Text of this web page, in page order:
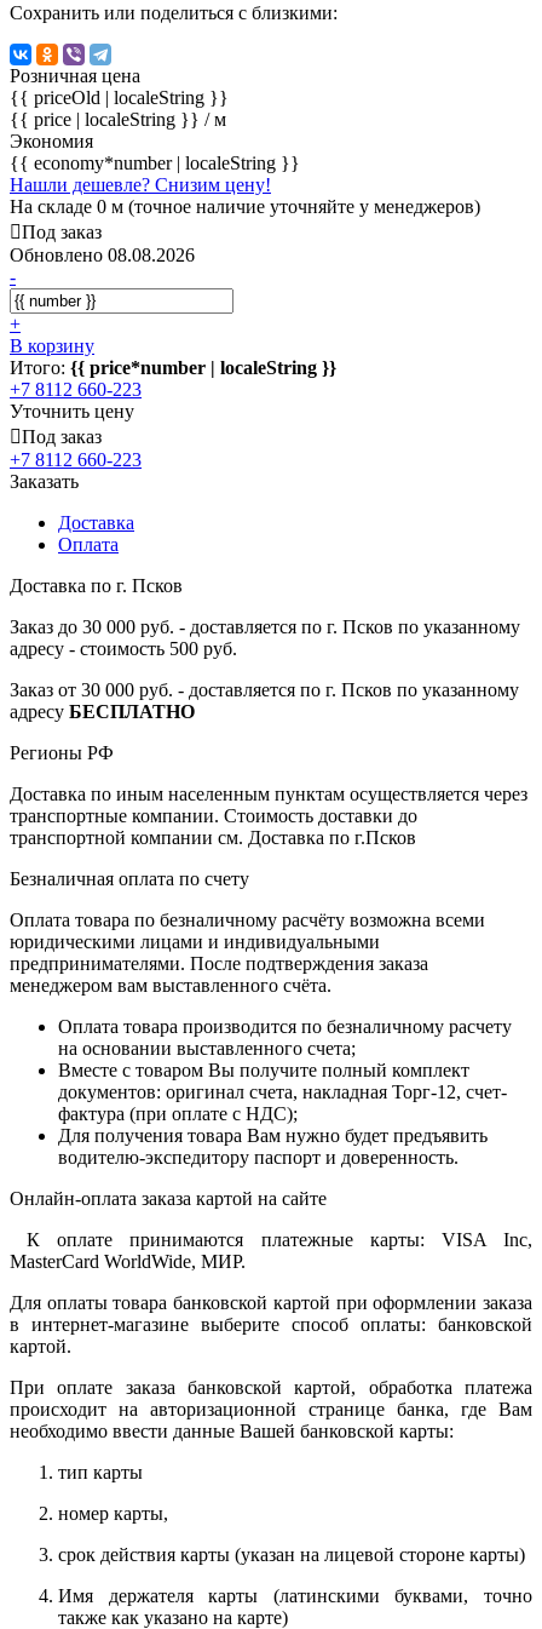
Сохранить или поделиться с близкими:
Розничная цена
{{ priceOld | localeString }}
{{ price | localeString }} / м
Экономия
{{ economy*number | localeString }}
Нашли дешевле? Снизим цену!
На складе 0 м (точное наличие уточняйте у менеджеров)
Под заказ
Обновлено 08.08.2026
-
+
В корзину
Итого: {{ price*number | localeString }}
+7 8112 660-223
Уточнить цену
Под заказ
+7 8112 660-223
Заказать
Доставка
Оплата
Доставка по г. Псков
Заказ до 30 000 руб. - доставляется по г. Псков по указанному
адресу - стоимость 500 руб.
Заказ от 30 000 руб. - доставляется по г. Псков по указанному
адресу БЕСПЛАТНО
Регионы РФ
Доставка по иным населенным пунктам осуществляется через
транспортные компании. Стоимость доставки до
транспортной компании см. Доставка по г.Псков
Безналичная оплата по счету
Оплата товара по безналичному расчёту возможна всеми
юридическими лицами и индивидуальными
предпринимателями. После подтверждения заказа
менеджером вам выставленного счёта.
Оплата товара производится по безналичному расчету
на основании выставленного счета;
Вместе с товаром Вы получите полный комплект
документов: оригинал счета, накладная Торг-12, счет-
фактура (при оплате с НДС);
Для получения товара Вам нужно будет предъявить
водителю-экспедитору паспорт и доверенность.
Онлайн-оплата заказа картой на сайте
К оплате принимаются платежные карты: VISA Inc,
MasterCard WorldWide, МИР.
Для оплаты товара банковской картой при оформлении заказа
в интернет-магазине выберите способ оплаты: банковской
картой.
При оплате заказа банковской картой, обработка платежа
происходит на авторизационной странице банка, где Вам
необходимо ввести данные Вашей банковской карты:
тип карты
номер карты,
срок действия карты (указан на лицевой стороне карты)
Имя держателя карты (латинскими буквами, точно
также как указано на карте)